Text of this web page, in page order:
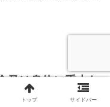
又は身体に重大な
、この援助依頼を受
トップ サイドバー